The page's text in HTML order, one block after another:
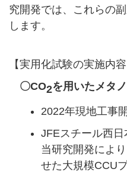
究開発では、これらの
します。
【実用化試験の実施内容
〇CO2を用いたメタ
2022年現地工事
JFEスチール西
当研究開発によ
せた大規模CCU